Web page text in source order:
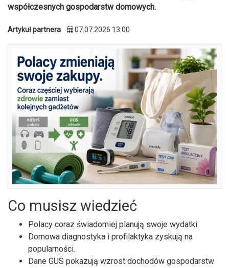
współczesnych gospodarstw domowych.
Artykuł partnera 07.07.2026 13:00
Co musisz wiedzieć
Polacy coraz świadomiej planują swoje wydatki.
Domowa diagnostyka i profilaktyka zyskują na
popularności.
Dane GUS pokazują wzrost dochodów gospodarstw